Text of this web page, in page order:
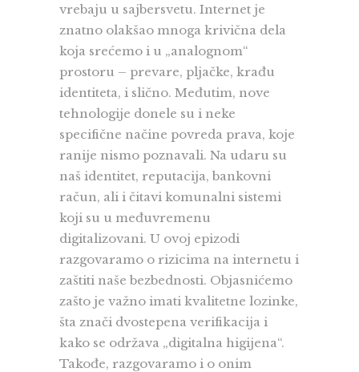
vrebaju u sajbersvetu. Internet je
znatno olakšao mnoga krivična dela
koja srećemo i u „analognom“
prostoru – prevare, pljačke, krađu
identiteta, i slično. Međutim, nove
tehnologije donele su i neke
specifične načine povreda prava, koje
ranije nismo poznavali. Na udaru su
naš identitet, reputacija, bankovni
račun, ali i čitavi komunalni sistemi
koji su u međuvremenu
digitalizovani. U ovoj epizodi
razgovaramo o rizicima na internetu i
zaštiti naše bezbednosti. Objasnićemo
zašto je važno imati kvalitetne lozinke,
šta znači dvostepena verifikacija i
kako se održava „digitalna higijena“.
Takođe, razgovaramo i o onim